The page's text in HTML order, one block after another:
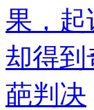
果，起
却得到
葩判决